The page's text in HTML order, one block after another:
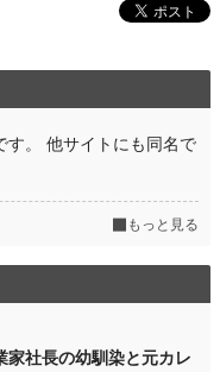
す。 他サイトにも同名で
もっと見る
家社長の幼馴染と元カレ